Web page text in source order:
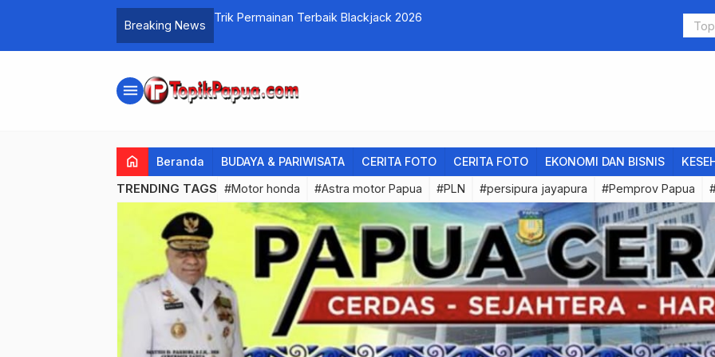
Breaking News
Trik Permainan Terbaik Blackjack 2026 Pria
menu
home Beranda BUDAYA & PARIWISATA CERITA FOTO CERITA FOTO EKONOMI DAN BISNIS
TRENDING TAGS #Motor honda #Astra motor Papua #PLN #persipura jayapura #Pemprov Papua